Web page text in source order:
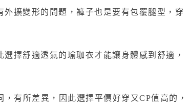
擴變形的問題，褲子也是要有包覆腿型，穿
擇舒適透氣的瑜珈衣才能讓身體感到舒適，
有所差異，因此選擇平價好穿又CP值高的，